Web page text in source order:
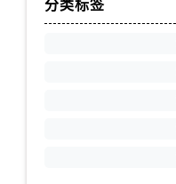
分类标签